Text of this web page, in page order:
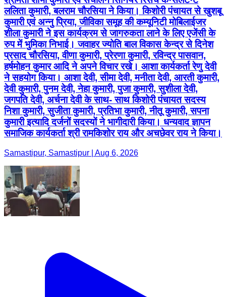
ललिता कुमारी, बलराम चौरसिया ने किया। किशोरी पंचायत से खुशबू
कुमारी एवं अन्नु प्रिया, जीविका समूह की कम्यूनिटी मोबिलाईजर
शीला कुमारी ने इस कार्यक्रम से जागरुकता लाने के लिए एजेंसी के
रुप में भुमिका निभाई। जवाहर ज्योति बाल विकास केन्द्र से दिनेश
प्रसाद चौरसिया, वीणा कुमारी, प्रेरणा कुमारी, रविन्द्र पासवान,
हर्षमोहन कुमार आदि ने अपने विचार रखे। आशा कार्यकर्ता रेणु देवी
ने सहयोग किया। आशा देवी, सीमा देवी, मनीता देवी, आरती कुमारी,
देवी कुमारी, पुनम देवी, नेहा कुमारी, पुजा कुमारी, सुशीला देवी,
जगपति देवी, अर्चना देवी के साथ- साथ किशोरी पंचायत सदस्य
निशा कुमारी, सुजीता कुमारी, प्रतिभा कुमारी, नीतू कुमारी, सपना
कुमारी इत्यादि दर्जनों सदस्यों ने भागीदारी किया। धन्यवाद ज्ञापन
समाजिक कार्यकर्ता श्री रामकिशोर राय और अचछेवर राय ने किया।
Samastipur, Samastipur | Aug 6, 2026